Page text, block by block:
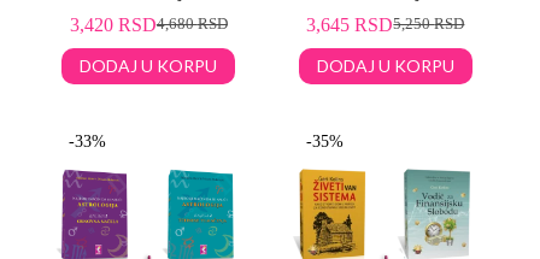
4,680RSD
3,420 RSD
DODAJ U KORPU
5,250RSD
3,645RSD
DODAJ U KORPU
-33% -35%